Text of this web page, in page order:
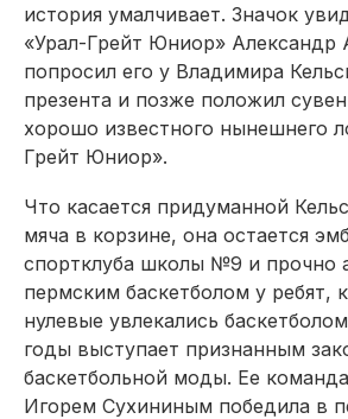
история умалчивает. Значок
«Урал-Грейт Юниор» Александр
попросил его у Владимира
презента и позже положил
хорошо известного нынешнего
Грейт Юниор».
Что касается придуманной
мяча в корзине, она остается
спортклуба школы №9 и прочно
пермским баскетболом у ребят,
нулевые увлекались
годы выступает признанным
баскетбольной моды. Ее
Игорем Сухининым победила в